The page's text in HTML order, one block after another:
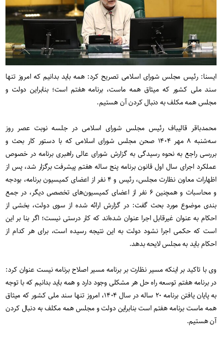
ایسنا: رئیس مجلس شورای اسلامی تصریح کرد: همه باید بدانیم که امروز تنها
سند ملی کشور که میثاق همه ماست، برنامه هفتم است؛ بنابراین دولت و
مجلس همه مکلف به دنبال کردن آن هستیم.
محمدباقر قالیباف رئیس مجلس شورای اسلامی در جلسه نوبت عصر روز
سه‌شنبه ۸ مهر ۱۴۰۴ صحن مجلس شورای اسلامی که با دستور کار بحث و
بررسی راجع به نحوه رسیدگی به گزارش شورای عالی راهبری برنامه در خصوص
عملکرد اجرای سال اول قانون برنامه پنج ساله هفتم پیشرفت برگزار شد، پس از
اظهارات معاون نظارت مجلس، رئیس و ۴ نفر از اعضای کمیسیون برنامه، بودجه
و محاسبات و همچنین ۶ نفر از اعضای کمیسیون‌های تخصصی دیگر، در جمع
بندی موضوع مورد بحث گفت: در گزارش ارائه شده از سوی دولت، بخشی از
احکام به عنوان غیرقابل اجرا عنوان شده‌اند که کار درستی نیست؛ اگر بنا بر این
است که حکمی اجرا نشود دولت به این نتیجه رسیده است، برای هر کدام از
احکام باید به مجلس لایحه بدهد.
وی با تاکید بر اینکه مسیر نظارت بر برنامه مسیر اصلاح برنامه نیست عنوان کرد:
در برنامه هفتم توسعه راه حل هر مشکلی وجود دارد و همه باید بدانیم که با توجه
به پایان یافتن برنامه ۲۰ ساله در سال ۱۴۰۴، امروز تنها سند ملی کشور که میثاق
همه ماست برنامه هفتم است بنابراین دولت و مجلس همه مکلف به دنبال کردن
آن هستیم.